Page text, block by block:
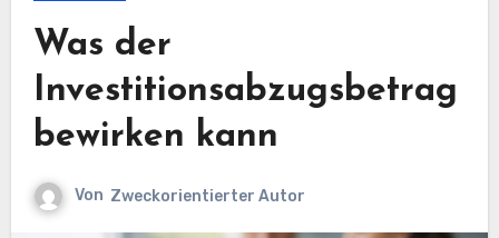
Was der
Investitionsabzugsbetrag
bewirken kann
Von Zweckorientierter Autor